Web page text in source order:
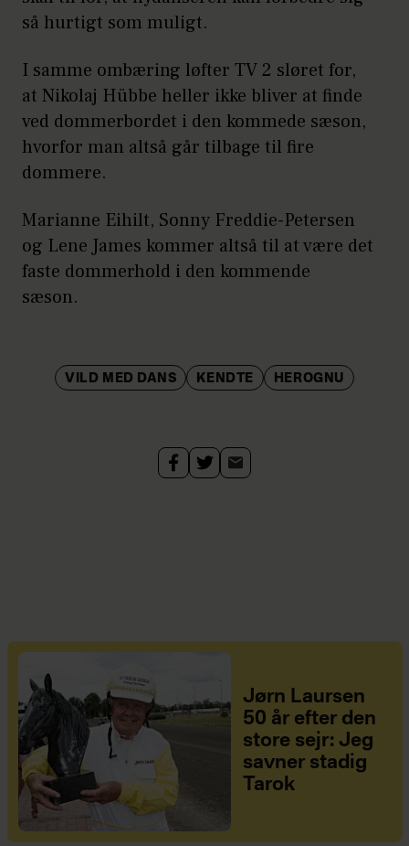
så hurtigt som muligt.
I samme ombæring løfter TV 2 sløret for,
at Nikolaj Hübbe heller ikke bliver at finde
ved dommerbordet i den kommede sæson,
hvorfor man altså går tilbage til fire
dommere.
Marianne Eihilt, Sonny Freddie-Petersen
og Lene James kommer altså til at være det
faste dommerhold i den kommende
sæson.
VILD MED DANS KENDTE HEROGNU
Jørn Laursen
50 år efter den
store sejr: Jeg
savner stadig
Tarok